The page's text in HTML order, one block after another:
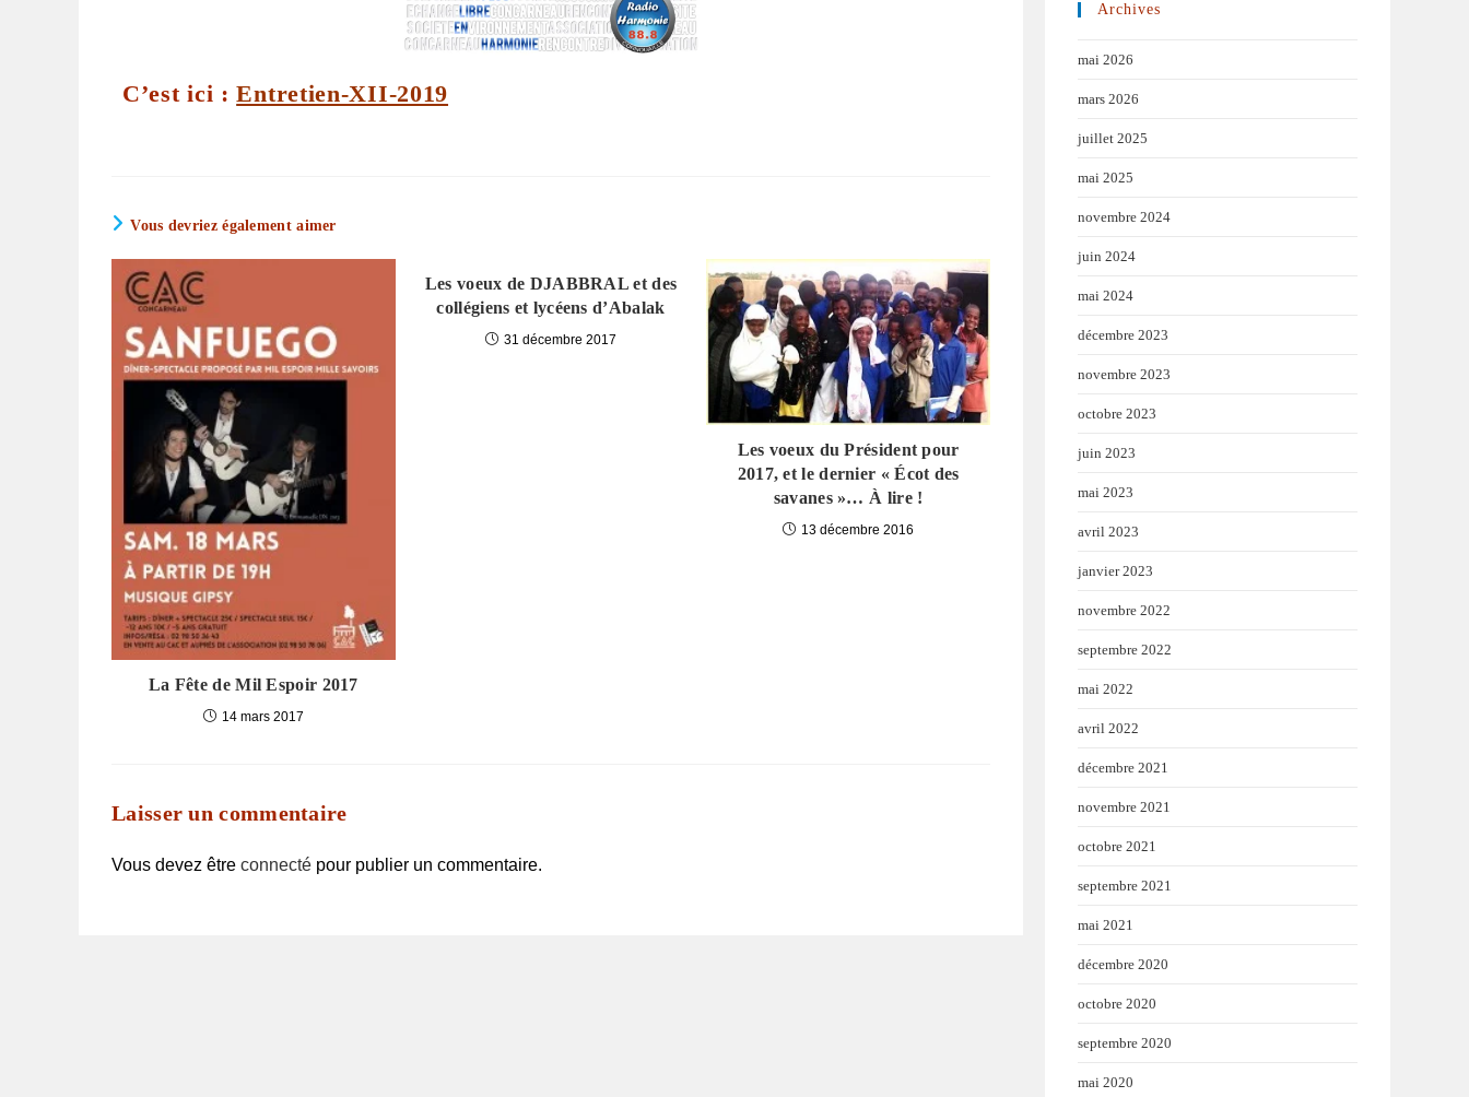
C’est ici :Entretien-XII-2019
Vous devriez également aimer
La Fête de Mil Espoir 2017
14 mars 2017
Les voeux de DJABBRAL et des
collégiens et lycéens d’Abalak
31 décembre 2017
Les voeux du Président pour
2017, et le dernier « Écot des
savanes »… À lire !
13 décembre 2016
Laisser un commentaire
Vous devez être connecté pour publier un commentaire.
Archives
mai 2026
mars 2026
juillet 2025
mai 2025
novembre 2024
juin 2024
mai 2024
décembre 2023
novembre 2023
octobre 2023
juin 2023
mai 2023
avril 2023
janvier 2023
novembre 2022
septembre 2022
mai 2022
avril 2022
décembre 2021
novembre 2021
octobre 2021
septembre 2021
mai 2021
décembre 2020
octobre 2020
septembre 2020
mai 2020